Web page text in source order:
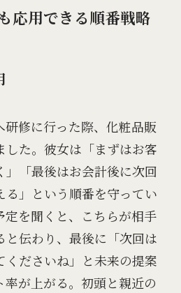
応用できる順番戦略
修に行った際、化粧品販
した。彼女は「まずはお客
「最後はお会計後に次回
」という順番を守ってい
定を聞くと、こちらが相手
と伝わり、最後に「次回は
ださいね」と未来の提案
率が上がる。初頭と親近の